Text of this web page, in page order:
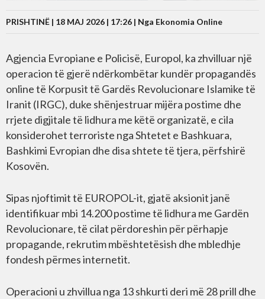
PRISHTINË | 18 MAJ 2026 | 17:26 | Nga Ekonomia Online
Agjencia Evropiane e Policisë, Europol, ka zhvilluar një
operacion të gjerë ndërkombëtar kundër propagandës
online të Korpusit të Gardës Revolucionare Islamike të
Iranit (IRGC), duke shënjestruar mijëra postime dhe
rrjete digjitale të lidhura me këtë organizatë, e cila
konsiderohet terroriste nga Shtetet e Bashkuara,
Bashkimi Evropian dhe disa shtete të tjera, përfshirë
Kosovën.
Sipas njoftimit të EUROPOL-it, gjatë aksionit janë
identifikuar mbi 14.200 postime të lidhura me Gardën
Revolucionare, të cilat përdoreshin për përhapje
propagande, rekrutim mbështetësish dhe mbledhje
fondesh përmes internetit.
Operacioni u zhvillua nga 13 shkurti deri më 28 prill dhe